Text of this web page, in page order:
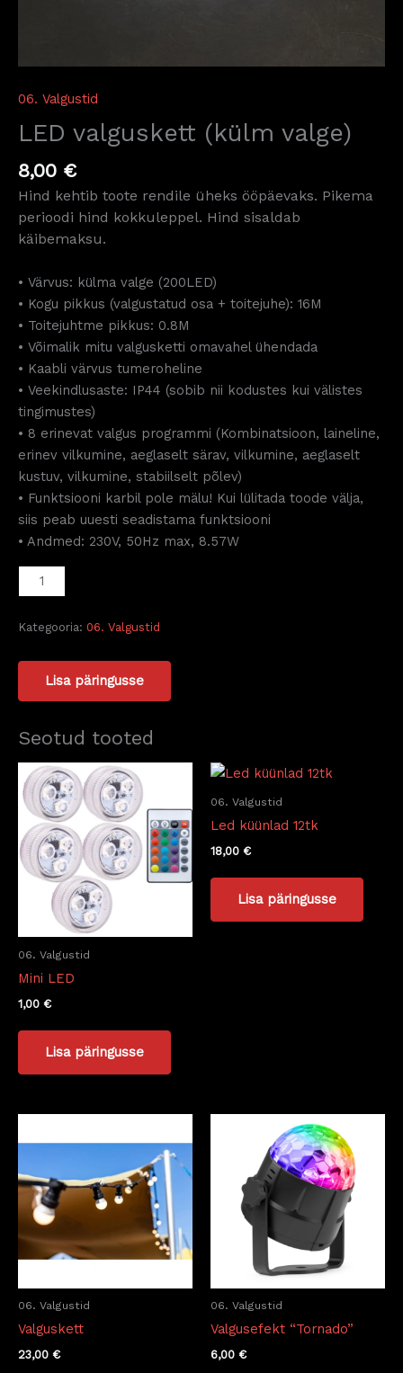
06. Valgustid
LED valguskett (külm valge)
8,00 €
Hind kehtib toote rendile üheks ööpäevaks. Pikema
perioodi hind kokkuleppel. Hind sisaldab
käibemaksu.
• Värvus: külma valge (200LED)
• Kogu pikkus (valgustatud osa + toitejuhe): 16M
• Toitejuhtme pikkus: 0.8M
• Võimalik mitu valgusketti omavahel ühendada
• Kaabli värvus tumeroheline
• Veekindlusaste: IP44 (sobib nii kodustes kui välistes
tingimustes)
• 8 erinevat valgus programmi (Kombinatsioon, laineline,
erinev vilkumine, aeglaselt särav, vilkumine, aeglaselt
kustuv, vilkumine, stabiilselt põlev)
• Funktsiooni karbil pole mälu! Kui lülitada toode välja,
siis peab uuesti seadistama funktsiooni
• Andmed: 230V, 50Hz max, 8.57W
Kategooria: 06. Valgustid
Lisa päringusse
Seotud tooted
06. Valgustid
Mini LED
1,00 €
Lisa päringusse
06. Valgustid
Led küünlad 12tk
18,00 €
Lisa päringusse
06. Valgustid
Valguskett
23,00 €
06. Valgustid
Valgusefekt “Tornado”
6,00 €